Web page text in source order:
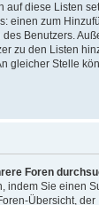
auf diese Listen
einen zum
Benutzers.
zu den Listen
gleicher Stelle
Foren
indem Sie einen
Übersicht, der